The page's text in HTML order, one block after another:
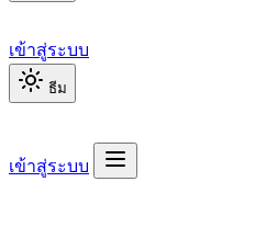
เข้าสู่ระบบ
ธีม
เข้าสู่ระบบ